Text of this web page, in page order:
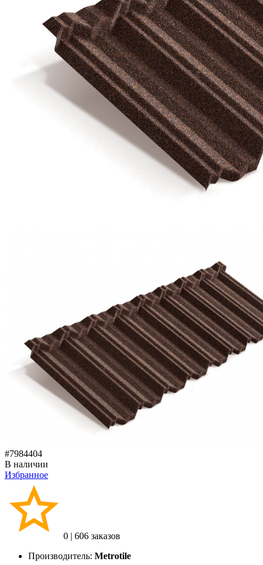
#7984404
В наличии
Избранное
0 | 606 заказов
Производитель: Metrotile